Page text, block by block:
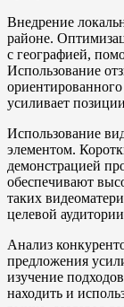
Внедрение
районе.
с географией,
Использование
усиливает
Использование
элементом.
демонстрацией
обеспечивают
таких
целевой
Анализ
предложения
изучение
находить и